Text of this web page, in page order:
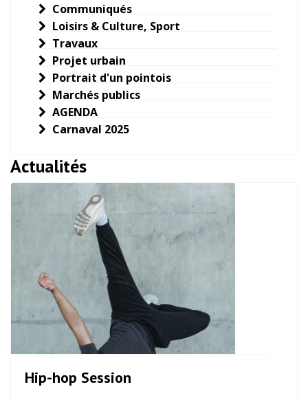
Communiqués
Loisirs & Culture, Sport
Travaux
Projet urbain
Portrait d'un pointois
Marchés publics
AGENDA
Carnaval 2025
Actualités
Hip-hop Session